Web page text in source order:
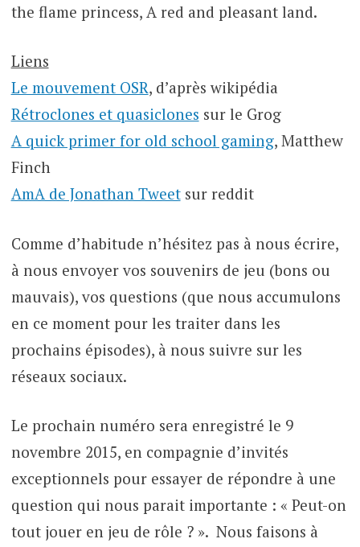
the flame princess, A red and pleasant land.
Liens
Le mouvement OSR, d’après wikipédia
Rétroclones et quasiclones sur le Grog
A quick primer for old school gaming, Matthew
Finch
AmA de Jonathan Tweetsur reddit
Comme d’habitude n’hésitez pas à nous écrire,
à nous envoyer vos souvenirs de jeu (bons ou
mauvais), vos questions (que nous accumulons
en ce moment pour les traiter dans les
prochains épisodes), à nous suivre sur les
réseaux sociaux.
Le prochain numéro sera enregistré le 9
novembre 2015, en compagnie d’invités
exceptionnels pour essayer de répondre à une
question qui nous parait importante : « Peut-on
tout jouer en jeu de rôle ? ». Nous faisons à